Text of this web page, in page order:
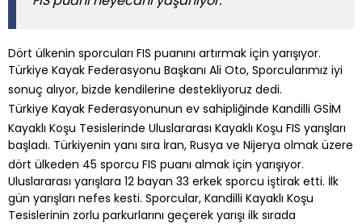
Dört ülkenin sporcuları FIS puanını artırmak için yarışıyor.
Türkiye Kayak Federasyonu Başkanı Ali Oto, Sporcularımız iyi
sonuç alıyor, bizde kendilerine destekliyoruz dedi.
Türkiye Kayak Federasyonunun ev sahipliğinde Kandilli GSİM
Kayaklı Koşu Tesislerinde Uluslararası Kayaklı Koşu FIS yarışları
başladı. Türkiyenin yanı sıra İran, Rusya ve Nijerya olmak üzere
dört ülkeden 45 sporcu FIS puanı almak için yarışıyor.
Uluslararası yarışlara 12 bayan 33 erkek sporcu iştirak etti. İlk
gün yarışları nefes kesti. Sporcular, Kandilli Kayaklı Koşu
Tesislerinin zorlu parkurlarını geçerek yarışı ilk sırada